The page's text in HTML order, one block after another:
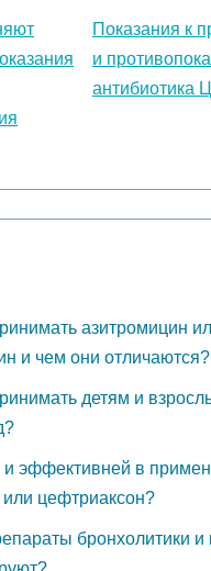
Показания к
и
антибиотика
азитромицин
и чем они отличаются?
детям и
и эффективней в
цефтриаксон?
бронхолитики и